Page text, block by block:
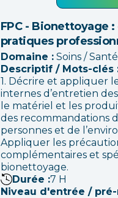
FPC - Bionettoyage
pratiques
Domaine : Soins / Santé
Descriptif / Mots-clés
1. Décrire et appliquer
internes d’entretien
le matériel et les
des recommandations
personnes et de
Appliquer les
complémentaires et
bionettoyage.
Durée :7 H
Niveau d'entrée /